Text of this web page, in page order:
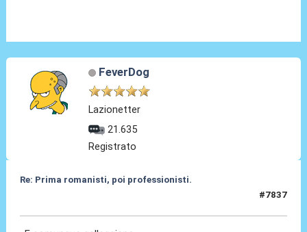
FeverDog
Lazionetter
21.635
Registrato
Re: Prima romanisti, poi professionisti.
#7837